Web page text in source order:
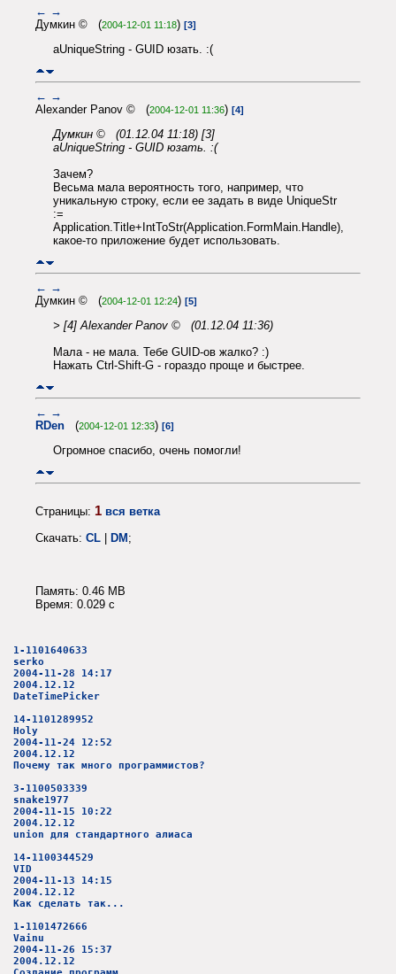
← →
Думкин © (2004-12-01 11:18) [3]
aUniqueString - GUID юзать. :(
← →
Alexander Panov © (2004-12-01 11:36) [4]
Думкин © (01.12.04 11:18) [3]
aUniqueString - GUID юзать. :(
Зачем?
Весьма мала вероятность того, например, что
уникальную строку, если ее задать в виде UniqueStr
:=
Application.Title+IntToStr(Application.FormMain.Handle),
какое-то приложение будет использовать.
← →
Думкин © (2004-12-01 12:24) [5]
> [4] Alexander Panov © (01.12.04 11:36)
Мала - не мала. Тебе GUID-ов жалко? :)
Нажать Ctrl-Shift-G - гораздо проще и быстрее.
← →
RDen (2004-12-01 12:33) [6]
Огромное спасибо, очень помогли!
Страницы: 1 вся ветка
Скачать: CL | DM;
Память: 0.46 MB
Время: 0.029 c
1-1101640633
serko
2004-11-28 14:17
2004.12.12
DateTimePicker
14-1101289952
Holy
2004-11-24 12:52
2004.12.12
Почему так много программистов?
3-1100503339
snake1977
2004-11-15 10:22
2004.12.12
union для стандартного алиаса
14-1100344529
VID
2004-11-13 14:15
2004.12.12
Как сделать так...
1-1101472666
Vainu
2004-11-26 15:37
2004.12.12